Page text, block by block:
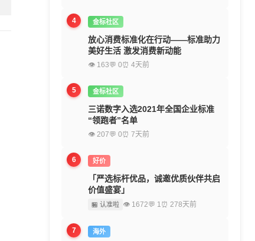
4 金标社区
放心消费标准化在行动——标准助力
美好生活 激发消费新动能
👁 163💬 0⏰ 4天前
5 金标社区
三诺数字入选2021年全国企业标准
“领跑者”名单
👁 207💬 0⏰ 7天前
6 好价
「严选标杆优品，诚邀优质伙伴共启
价值盛宴」
🏪 认准啦 👁 1672💬 1⏰ 278天前
7 海外